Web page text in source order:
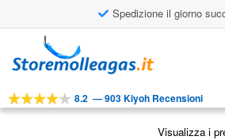
Spedizione il giorno
alla
al
STRUMENTI
8.2 —903 Kiyoh Recensioni
Visualizza i